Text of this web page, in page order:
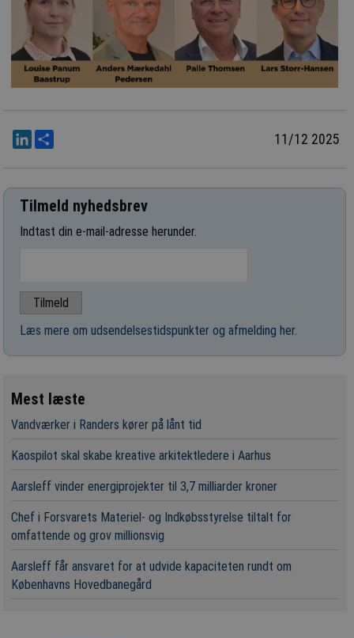
LinkedIn 11/12 2025
Tilmeld nyhedsbrev
Indtast din e-mail-adresse herunder.
Læs mere om udsendelsestidspunkter og afmelding her.
Mest læste
Vandværker i Randers kører på lånt tid
Kaospilot skal skabe kreative arkitektledere i Aarhus
Aarsleff vinder energiprojekter til 3,7 milliarder kroner
Chef i Forsvarets Materiel- og Indkøbsstyrelse tiltalt for
omfattende og grov millionsvig
Aarsleff får ansvaret for at udvide kapaciteten rundt om
Københavns Hovedbanegård